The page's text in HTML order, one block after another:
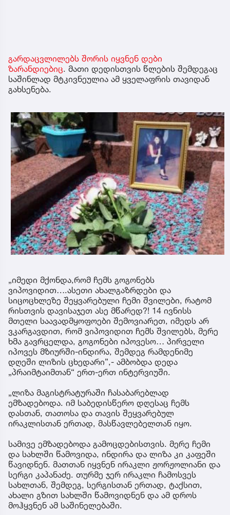
გარდაცვლილებს შორის იყვნენ დები
ზარანდიებიც. მათი დედისთვის წლების შემდეგაც
საშინლად მტკივნეულია ამ ყველაფრის თავიდან
გახსენება.
„იმედი მქონდა,რომ ჩემს გოგონებს
ვიპოვიდით….ასეთი ახალგაზრდები და
სიცოცხლეზე შეყვარებული ჩემი შვილები, რატომ
რისთვის დავისაჯეთ ასე მწარედ?! 14 ივნისს
მთელი საავადმყოფოები შემოვიარეთ, იმედს არ
ვკარგავდით, რომ ვიპოვიდით ჩემს შვილებს, მერე
ხმა გავრცელდა, გოგონები იპოვესო… პირველი
იპოვეს მზიურში-ინდირა, შემდეგ რამდენიმე
დღეში ლიზის ცხედარი”,- ამბობდა დედა
„პრაიმტაიმთან“ ერთ-ერთ ინტერვიუში.
„ლიზა მაგისტრატურაში ჩასაბარებლად
ემზადებოდა. იმ საბედისწერო დღესაც ჩემს
დასთან, თათოსა და თავის შეყვარებულ
ირაკლისთან ერთად, მასწავლებელთან იყო.
სამივე ემზადებოდა გამოცდებისთვის. მერე ჩემი
და სახლში წამოვიდა, ინდირა და ლიზა კი კაფეში
წავიდნენ. მათთან იყვნენ ირაკლი ჟორჟოლიანი და
სერგი კაპანაძე. თურმე ჯერ ირაკლი ჩამოსვეს
სახლთან, შემდეგ, სერგისთან ერთად, ტაქსით,
ახალი გზით სახლში წამოვიდნენ და ამ დროს
მოჰყვნენ ამ საშინელებაში.